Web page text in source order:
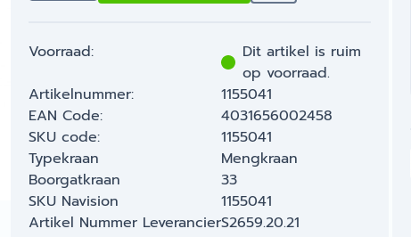
Voorraad:
Dit artikel is ruim
op voorraad.
Artikelnummer:
1155041
EAN Code:
4031656002458
SKU code:
1155041
Typekraan
Mengkraan
Boorgatkraan
33
SKU Navision
1155041
Artikel Nummer LeverancierS2659.20.21